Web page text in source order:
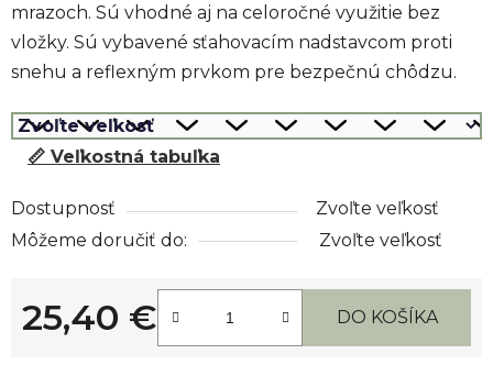
mrazoch. Sú vhodné aj na celoročné využitie bez
vložky. Sú vybavené sťahovacím nadstavcom proti
snehu a reflexným prvkom pre bezpečnú chôdzu.
📏 Veľkostná tabuľka
Dostupnosť
Zvoľte veľkosť
Môžeme doručiť do:
Zvoľte veľkosť
25,40 €
Jednotková cena:
DO KOŠÍKA